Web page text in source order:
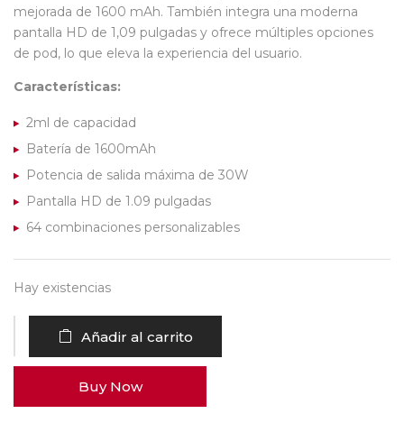
mejorada de 1600 mAh. También integra una moderna
pantalla HD de 1,09 pulgadas y ofrece múltiples opciones
de pod, lo que eleva la experiencia del usuario.
Características:
2ml de capacidad
Batería de 1600mAh
Potencia de salida máxima de 30W
Pantalla HD de 1.09 pulgadas
64 combinaciones personalizables
Hay existencias
Añadir al carrito
Buy Now